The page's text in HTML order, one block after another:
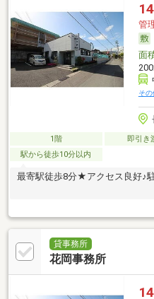
管
面
そ
1階 即引き
駅から徒歩10分以内
最寄駅徒歩8分★アクセス良好♪
貸事務所
花岡事務所